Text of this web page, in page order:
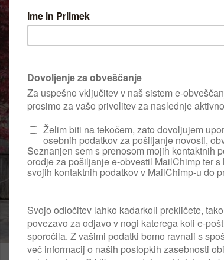
Vrt se
več
UPORABNIK